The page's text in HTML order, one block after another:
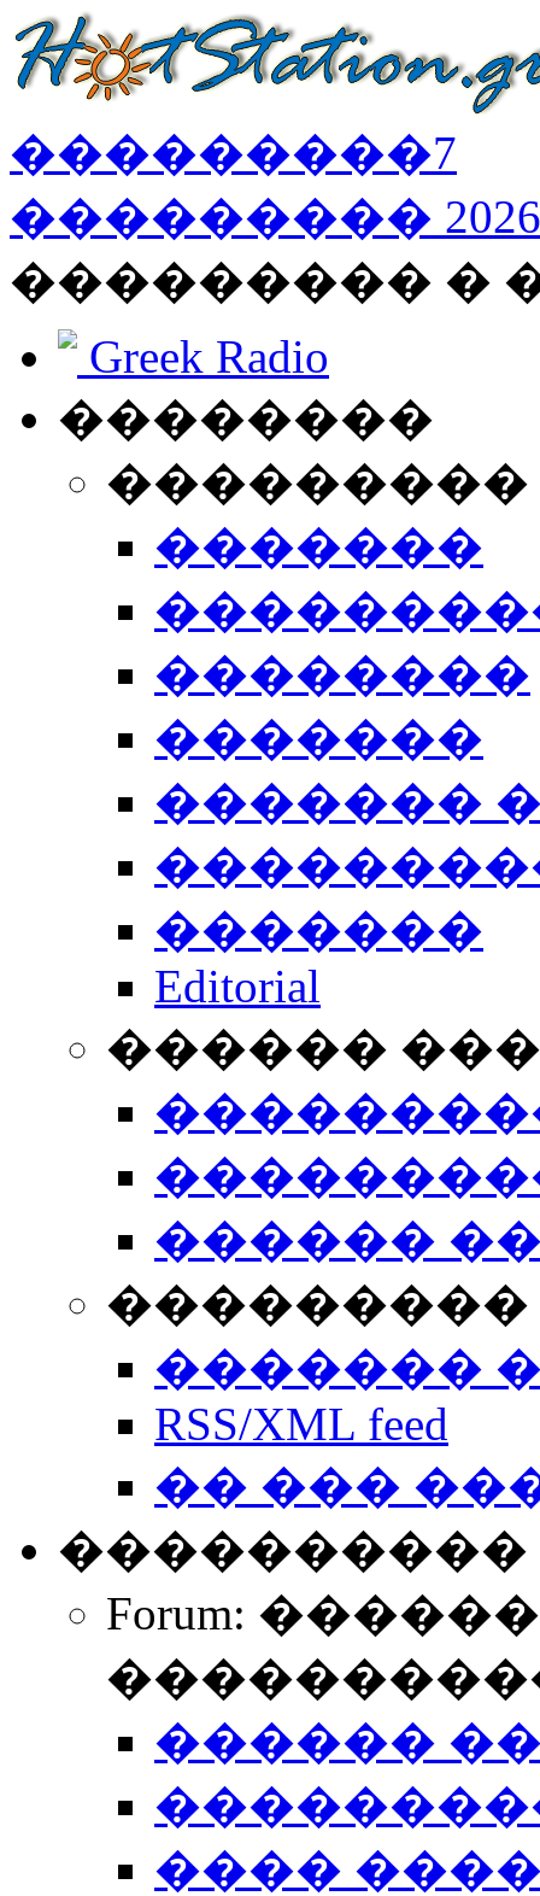
���������7
��������� 2026
��������� �
Greek Radio
��������
�������
��������
�������
�������
�������
Editorial
������
������
���������
�������
RSS/XML feed
�� ���
����������
Forum:
������
����